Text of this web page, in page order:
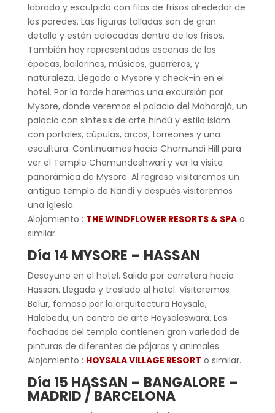
labrado y esculpido con filas de frisos alrededor de
las paredes. Las figuras talladas son de gran
detalle y están colocadas dentro de los frisos.
También hay representadas escenas de las
épocas, bailarines, músicos, guerreros, y
naturaleza. Llegada a Mysore y check-in en el
hotel. Por la tarde haremos una excursión por
Mysore, donde veremos el palacio del Maharajá, un
palacio con síntesis de arte hindú y estilo islam
con portales, cúpulas, arcos, torreones y una
escultura. Continuamos hacia Chamundi Hill para
ver el Templo Chamundeshwari y ver la visita
panorámica de Mysore. Al regreso visitaremos un
antiguo templo de Nandi y después visitaremos
una iglesia.
Alojamiento : THE WINDFLOWER RESORTS & SPAo
similar.
Día 14 MYSORE – HASSAN
Desayuno en el hotel. Salida por carretera hacia
Hassan. Llegada y traslado al hotel. Visitaremos
Belur, famoso por la arquitectura Hoysala,
Halebedu, un centro de arte Hoysaleswara. Las
fachadas del templo contienen gran variedad de
pinturas de diferentes de pájaros y animales.
Alojamiento : HOYSALA VILLAGE RESORT o similar.
Día 15 HASSAN – BANGALORE –
MADRID / BARCELONA